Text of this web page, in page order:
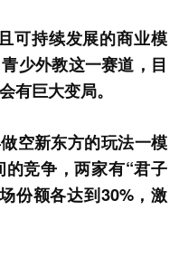
可持续发展的商业模
少外教这一赛道，目
有巨大变局。
空新东方的玩法一模
竞争，两家有“君子
份额各达到30%，激